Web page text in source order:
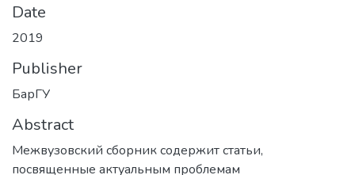
Date
2019
Publisher
БарГУ
Abstract
Межвузовский сборник содержит статьи,
посвященные актуальным проблемам